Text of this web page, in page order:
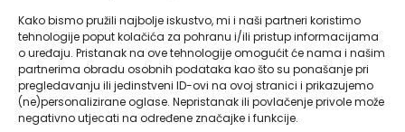
Kako bismo pružili najbolje iskustvo, mi i naši partneri koristimo
tehnologije poput kolačića za pohranu i/ili pristup informacijama
o uređaju. Pristanak na ove tehnologije omogućit će nama i našim
partnerima obradu osobnih podataka kao što su ponašanje pri
pregledavanju ili jedinstveni ID-ovi na ovoj stranici i prikazujemo
(ne)personalizirane oglase. Nepristanak ili povlačenje privole može
negativno utjecati na određene značajke i funkcije.
RECENZIJE
Još nema recenzija.
Budite prvi koji će recenzirati “Dječji